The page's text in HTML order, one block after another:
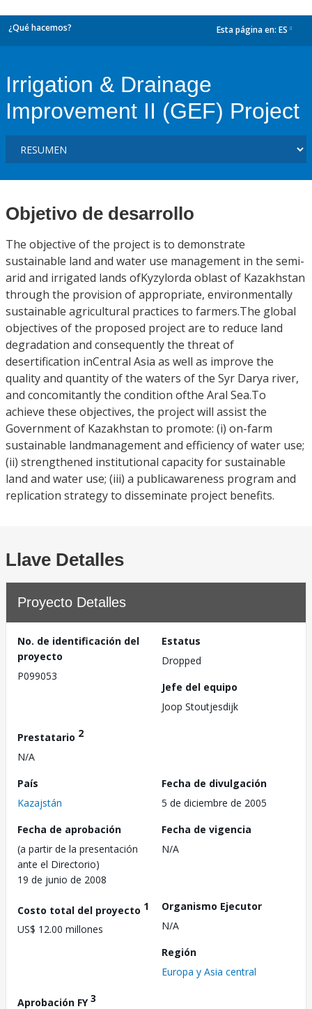
¿Qué hacemos? Esta página en: ES
Irrigation & Drainage
Improvement II (GEF) Project
Objetivo de desarrollo
The objective of the project is to demonstrate
sustainable land and water use management in the semi-
arid and irrigated lands ofKyzylorda oblast of Kazakhstan
through the provision of appropriate, environmentally
sustainable agricultural practices to farmers.The global
objectives of the proposed project are to reduce land
degradation and consequently the threat of
desertification inCentral Asia as well as improve the
quality and quantity of the waters of the Syr Darya river,
and concomitantly the condition ofthe Aral Sea.To
achieve these objectives, the project will assist the
Government of Kazakhstan to promote: (i) on-farm
sustainable landmanagement and efficiency of water use;
(ii) strengthened institutional capacity for sustainable
land and water use; (iii) a publicawareness program and
replication strategy to disseminate project benefits.
Llave Detalles
Proyecto Detalles
No. de identificación del
proyecto
P099053
Estatus
Dropped
Jefe del equipo
Joop Stoutjesdijk
Prestatario 2
N/A
País
Kazajstán
Fecha de divulgación
5 de diciembre de 2005
Fecha de aprobación
(a partir de la presentación
ante el Directorio)
19 de junio de 2008
Fecha de vigencia
N/A
Costo total del proyecto 1
US$ 12.00 millones
Organismo Ejecutor
N/A
Región
Europa y Asia central
Aprobación FY3